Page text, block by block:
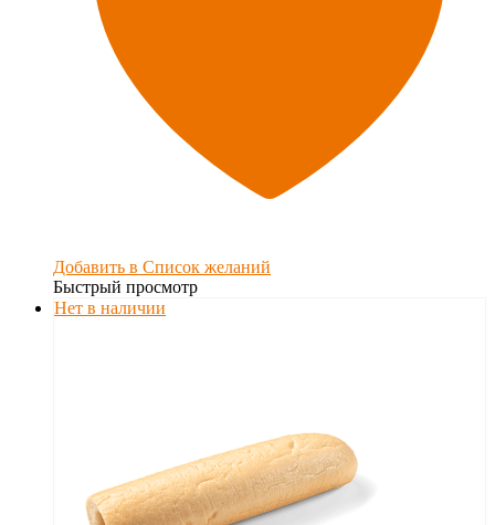
Добавить в Список желаний
Быстрый просмотр
Нет в наличии